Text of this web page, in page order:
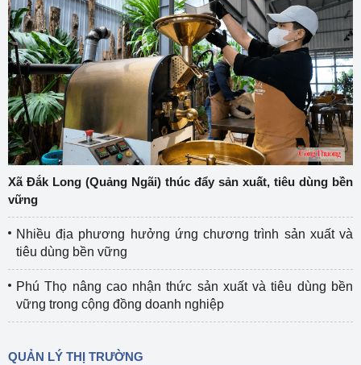
Xã Đắk Long (Quảng Ngãi) thúc đẩy sản xuất, tiêu dùng bền
vững
Nhiều địa phương hưởng ứng chương trình sản xuất và
tiêu dùng bền vững
Phú Thọ nâng cao nhận thức sản xuất và tiêu dùng bền
vững trong cộng đồng doanh nghiệp
QUẢN LÝ THỊ TRƯỜNG